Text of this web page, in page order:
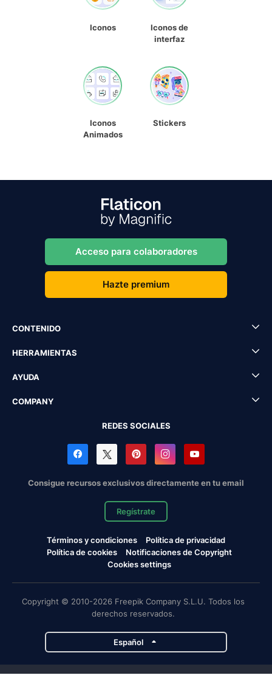
Iconos
Iconos de
interfaz
Iconos
Animados
Stickers
Acceso para colaboradores
Hazte premium
CONTENIDO
HERRAMIENTAS
AYUDA
COMPANY
REDES SOCIALES
Consigue recursos exclusivos directamente en tu email
Regístrate
Términos y condiciones
Política de privacidad
Política de cookies
Notificaciones de Copyright
Cookies settings
Copyright © 2010-2026 Freepik Company S.L.U. Todos los
derechos reservados.
Español